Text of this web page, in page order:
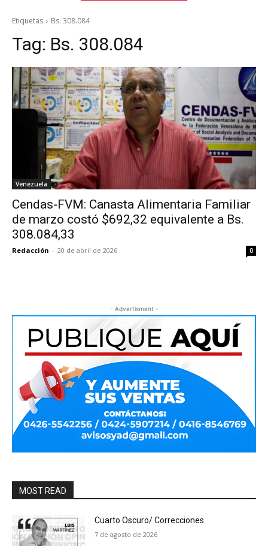
Etiquetas Bs. 308.084
Tag: Bs. 308.084
Venezuela
Cendas-FVM: Canasta Alimentaria Familiar
de marzo costó $692,32 equivalente a Bs.
308.084,33
Redacción - 20 de abril de 2026 0
- Advertisment -
MOST READ
Cuarto Oscuro/ Correcciones
7 de agosto de 2026